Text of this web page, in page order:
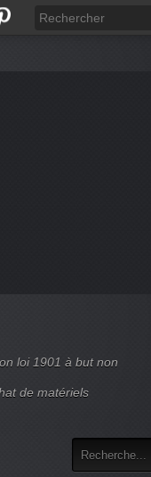
loi 1901 à but non
de matériels